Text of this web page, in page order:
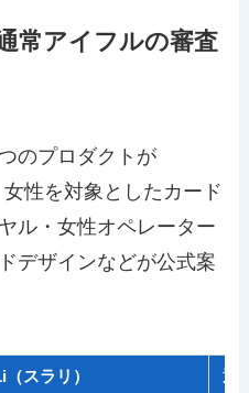
常アイフルの審査
のプロダクトが
女性を対象としたカード
ル・女性オペレーター
デザインなどが公式案
スラリ） 通